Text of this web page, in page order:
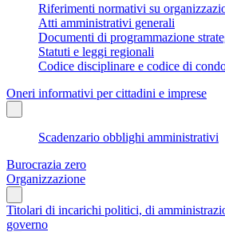
Riferimenti normativi su
Atti amministrativi generali
Documenti di programmazione
Statuti e leggi regionali
Codice disciplinare e codice di
Oneri informativi per cittadini e imprese
Scadenzario obblighi amministrativi
Burocrazia zero
Organizzazione
Titolari di incarichi politici, di
governo